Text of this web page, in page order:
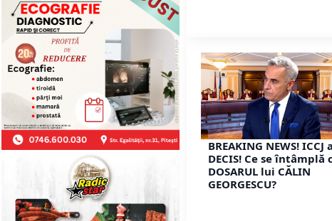
BREAKING NEWS! ICCJ a
DECIS! Ce se întâmplă
DOSARUL lui CĂLIN
GEORGESCU?